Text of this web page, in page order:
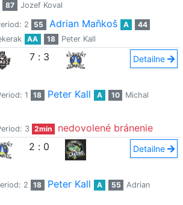
87 Jozef Koval
2 55 Adrian Maňkoš A
44
AA 18 Peter Kall
7 : 3 Detailne
1 18 Peter Kall A 10
Michal
3 2min
nedovolené bránenie
2 : 0 Detailne
2 18 Peter Kall A 55
Adrian